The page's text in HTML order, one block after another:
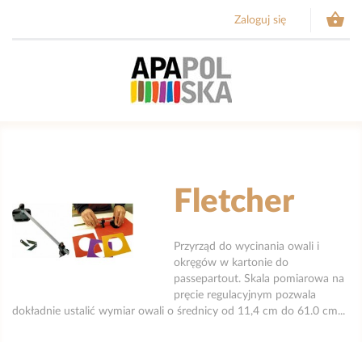
Zaloguj się 
Fletcher
Przyrząd do wycinania owali i
okręgów w kartonie do
passepartout. Skala pomiarowa na
pręcie regulacyjnym pozwala
dokładnie ustalić wymiar owali o średnicy od 11,4 cm do 61.0 cm...